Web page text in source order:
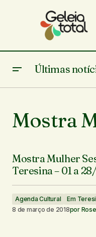
Últimas
Mostra
Mostra Mulher
Teresina – 01 a
Agenda Cultural
Em
8 de março de 2018por